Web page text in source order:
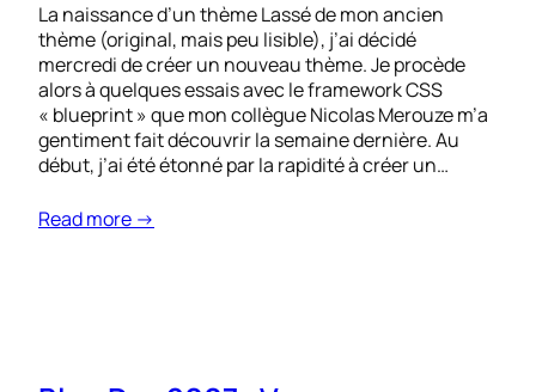
La naissance d’un thème Lassé de mon ancien
thème (original, mais peu lisible), j’ai décidé
mercredi de créer un nouveau thème. Je procède
alors à quelques essais avec le framework CSS
« blueprint » que mon collègue Nicolas Merouze m’a
gentiment fait découvrir la semaine dernière. Au
début, j’ai été étonné par la rapidité à créer un…
Read more →